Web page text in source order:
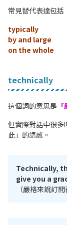
常見替代表達包括
typically
by and large
on the whole
technically
這個詞的意思是
但實際對話中很多
此」的語感。
Technically,
give you a
（嚴格來說訂